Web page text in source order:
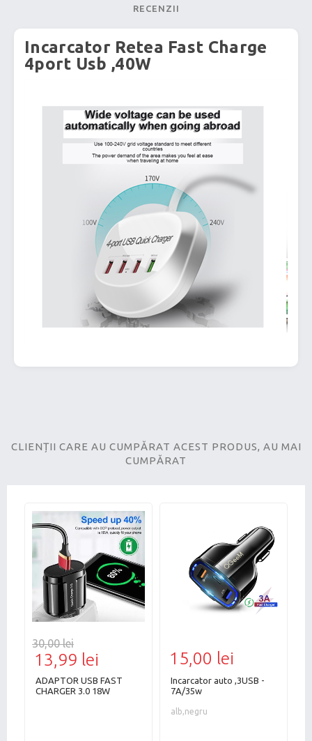
RECENZII
Incarcator Retea Fast Charge
4port Usb ,40W
CLIENȚII CARE AU CUMPĂRAT ACEST PRODUS, AU MAI
CUMPĂRAT
30,00 lei
13,99 lei
ADAPTOR USB FAST
CHARGER 3.0 18W
15,00 lei
Incarcator auto ,3USB -
7A/35w
alb,negru